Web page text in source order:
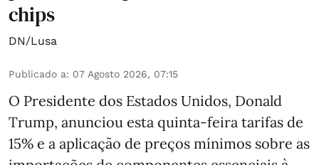
chips
DN/Lusa
Publicado a: 07 Agosto 2026, 07:15
O Presidente dos Estados Unidos, Donald
Trump, anunciou esta quinta-feira tarifas de
15% e a aplicação de preços mínimos sobre as